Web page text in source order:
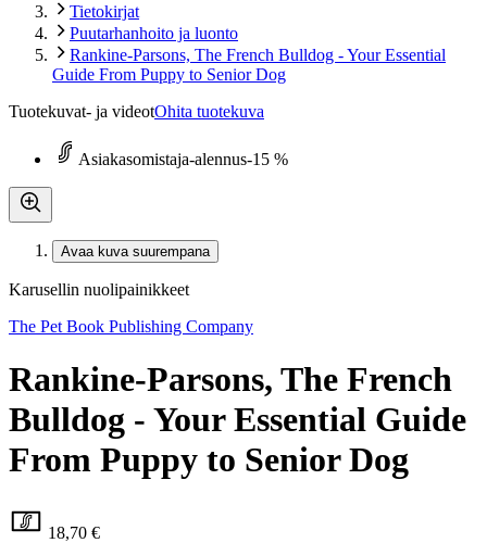
Tietokirjat
Puutarhanhoito ja luonto
Rankine-Parsons, The French Bulldog - Your Essential
Guide From Puppy to Senior Dog
Tuotekuvat- ja videotOhita tuotekuva
Asiakasomistaja-alennus-15 %
Avaa kuva suurempana
Karusellin nuolipainikkeet
The Pet Book Publishing Company
Rankine-Parsons, The French
Bulldog - Your Essential Guide
From Puppy to Senior Dog
18,70 €